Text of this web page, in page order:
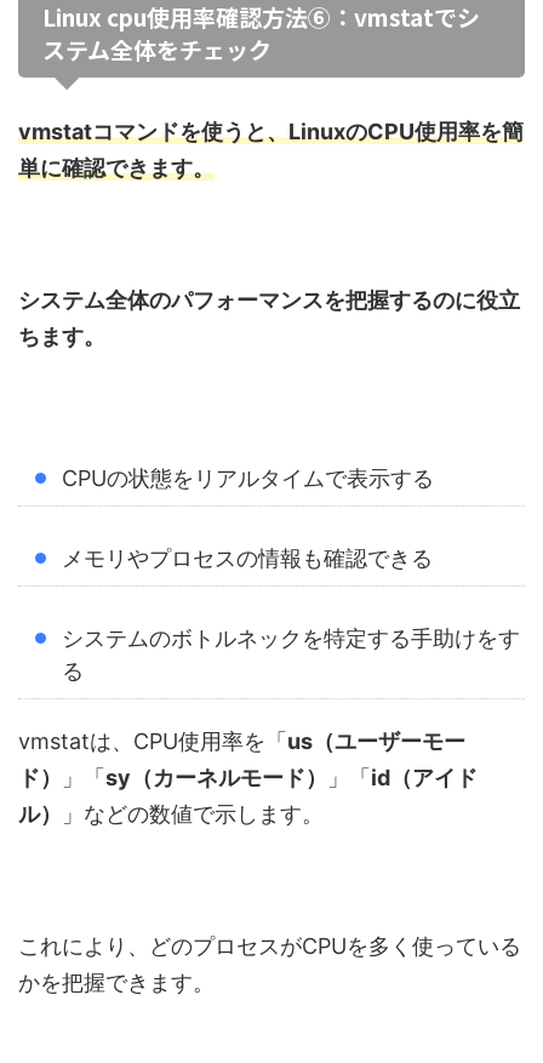
Linux cpu使用率確認方法⑥：vmstatでシ
ステム全体をチェック
vmstatコマンドを使うと、LinuxのCPU使用率を簡
単に確認できます。
システム全体のパフォーマンスを把握するのに役立
ちます。
CPUの状態をリアルタイムで表示する
メモリやプロセスの情報も確認できる
システムのボトルネックを特定する手助けをす
る
vmstatは、CPU使用率を「 us（ユーザーモー
ド）
」「 sy（カーネルモード） 」「 id（アイド
ル）
」などの数値で示します。
これにより、どのプロセスがCPUを多く使っている
かを把握できます。